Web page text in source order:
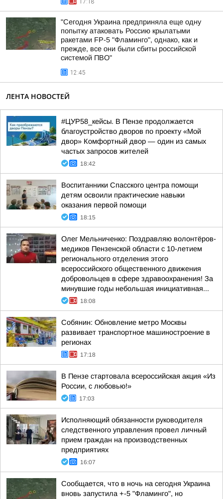
17:18
"Сегодня Украина предприняла еще одну
попытку атаковать Россию крылатыми
ракетами FP-5 "Фламинго", однако, как и
прежде, все они были сбиты российской
системой ПВО"
12:45
ЛЕНТА НОВОСТЕЙ
#ЦУР58_кейсы. В Пензе продолжается
благоустройство дворов по проекту «Мой
двор» Комфортный двор — один из самых
частых запросов жителей
18:42
Воспитанники Спасского центра помощи
детям освоили практические навыки
оказания первой помощи
18:15
Олег Мельниченко: Поздравляю волонтёров-
медиков Пензенской области с 10-летием
регионального отделения этого
всероссийского общественного движения
добровольцев в сфере здравоохранения! За
минувшие годы небольшая инициативная...
18:08
Собянин: Обновление метро Москвы
развивает транспортное машиностроение в
регионах
17:18
В Пензе стартовала всероссийская акция «Из
России, с любовью!»
17:03
Исполняющий обязанности руководителя
следственного управления провел личный
прием граждан на производственных
предприятиях
16:07
Сообщается, что в ночь на сегодня Украина
вновь запустила +-5 "Фламинго", но